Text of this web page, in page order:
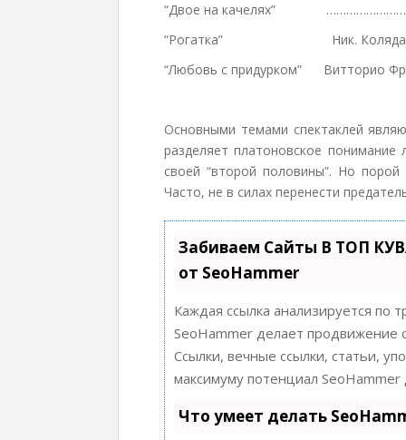
“Двое на качелях”
“Рогатка” Ник. Коляда
“Любовь с придурком” Витторио
Основными темами спектаклей
разделяет платоновское
своей “второй половины”. Но
Часто, не в силах перенести
Забиваем Сайты В ТОП
от SeoHammer
Каждая ссылка анализируется по
SeoHammer делает продвижение
Ссылки, вечные ссылки, статьи,
максимуму потенциал
Что умеет делать